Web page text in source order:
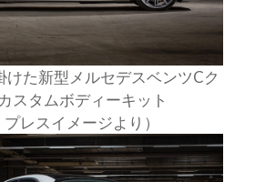
けた新型メルセデスベンツCク
スタムボディーキット
プレスイメージより）